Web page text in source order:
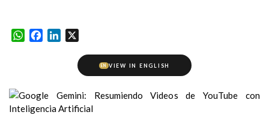
WhatsApp
FacebookLinkedIn
EN VIEW IN ENGLISH